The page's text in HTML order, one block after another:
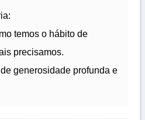
temos o hábito de
precisamos.
generosidade profunda e